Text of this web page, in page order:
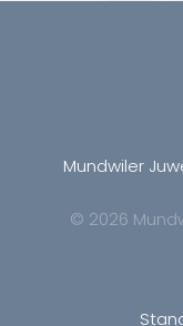
Mundwiler
© 2026